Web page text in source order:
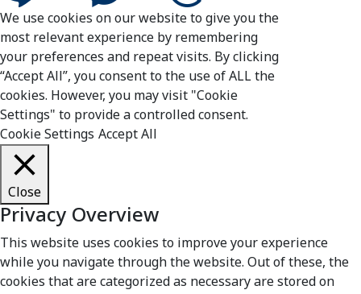
We use cookies on our website to give you the
most relevant experience by remembering
your preferences and repeat visits. By clicking
“Accept All”, you consent to the use of ALL the
cookies. However, you may visit "Cookie
Settings" to provide a controlled consent.
Cookie Settings Accept All
Close
Privacy Overview
This website uses cookies to improve your experience
while you navigate through the website. Out of these, the
cookies that are categorized as necessary are stored on